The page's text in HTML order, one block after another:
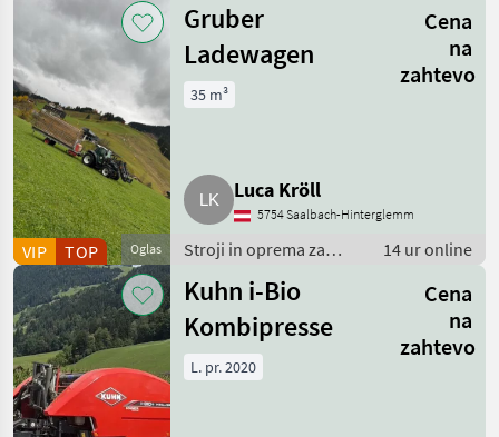
za žetev
in
spravilo
/
Sonstige
Oglas
VIP TOP
Gruber
Ladewagen
Cena
na
zahtevo
35 m³
Luca Kröll
5754 Saalbach-Hinterglemm
Stroji in oprema za
Nakladalna prikolica
14 ur online
Kuhn i-Bio
Kombipresse
Cena
na
zahtevo
L. pr. 2020